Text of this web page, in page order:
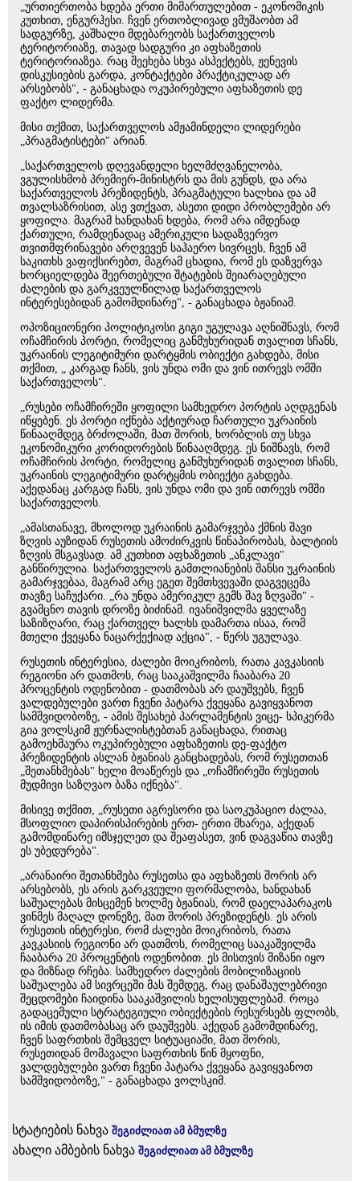
„ურთიერთობა ხდება ერთი მიმართულებით - ეკონომიკის
კუთხით, ენგურჰესი. ჩვენ ერთობლივად ვმუშაობთ ამ
სადგურზე, კაშხალი მდებარეობს საქართველოს
ტერიტორიაზე, თავად სადგური კი აფხაზეთის
ტერიტორიაზეა. რაც შეეხება სხვა ასპექტებს, ჟენევის
დისკუსიების გარდა, კონტაქტები პრაქტიკულად არ
არსებობს", - განაცხადა ოკუპირებული აფხაზეთის დე
ფაქტო ლიდერმა.
მისი თქმით, საქართველოს ამჟამინდელი ლიდერები
„პრაგმატისტები" არიან.
„საქართველოს დღევანდელი ხელმძღვანელობა,
ვგულისხმობ პრემიერ-მინისტრს და მის გუნდს, და არა
საქართველოს პრეზიდენტს, პრაგმატული ხალხია და ამ
თვალსაზრისით, ასე ვთქვათ, ასეთი დიდი პრობლემები არ
ყოფილა. მაგრამ ხანდახან ხდება, რომ არა იმდენად
ქართული, რამდენადაც ამერიკული სადაზვერვო
თვითმფრინავები არღვევენ საჰაერო სივრცეს, ჩვენ ამ
საკითხს ვაფიქსირებთ, მაგრამ ცხადია, რომ ეს დაზვერვა
ხორციელდება შეერთებული შტატების შეიარაღებული
ძალების და გარკვეულწილად საქართველოს
ინტერესებიდან გამომდინარე", - განაცხადა ბჟანიამ.
ოპოზიციონერი პოლიტიკოსი გიგი უგულავა აღნიშნავს, რომ
ოჩამჩირის პორტი, რომელიც განმუხურიდან თვალით სჩანს,
უკრაინის ლეგიტიმური დარტყმის ობიექტი გახდება, მისი
თქმით, „ კარგად ჩანს, ვის უნდა ომი და ვინ ითრევს ომში
საქართველოს".
„რუსები ოჩამჩირეში ყოფილი სამხედრო პორტის აღდგენას
იწყებენ. ეს პორტი იქნება აქტიურად ჩართული უკრაინის
წინააღმდეგ ბრძოლაში, მათ შორის, ხორბლის თუ სხვა
ეკონომიკური კორიდორების წინააღმდეგ. ეს ნიშნავს, რომ
ოჩამჩირის პორტი, რომელიც განმუხურიდან თვალით სჩანს,
უკრაინის ლეგიტიმური დარტყმის ობიექტი გახდება.
აქედანაც კარგად ჩანს, ვის უნდა ომი და ვინ ითრევს ომში
საქართველოს.
„ამასთანავე, მხოლოდ უკრაინის გამარჯვება ქმნის შავი
ზღვის აუზიდან რუსეთის ამოძირკვის წინაპირობას, ბალტიის
ზღვის მსგავსად. ამ კუთხით აფხაზეთის „ანკლავი"
განწირულია. საქართველოს გამთლიანების შანსი უკრაინის
გამარჯვებაა, მაგრამ არც ეგეთ შემთხვევაში დაგვეცემა
თავზე საჩუქარი. „რა უნდა ამერიკულ გემს შავ ზღვაში" -
გვამცნო თავის დროზე ბიძინამ. ივანიშვილმა ყველაზე
საზიზღარი, რაც ქართველ ხალხს დამართა ისაა, რომ
მთელი ქვეყანა ნაცარქექიად აქცია", - წერს უგულავა.
რუსეთის ინტერესია, ძალები მოიკრიბოს, რათა კავკასიის
რეგიონი არ დათმოს, რაც სააკაშვილმა ჩააბარა 20
პროცენტის ოდენობით - დათმობას არ დაუშვებს, ჩვენ
ვალდებულები ვართ ჩვენი პატარა ქვეყანა გავიყვანოთ
სამშვიდობოზე, - ამის შესახებ პარლამენტის ვიცე- სპიკერმა
გია ვოლსკიმ ჟურნალისტებთან განაცხადა, რითაც
გამოეხმაურა ოკუპირებული აფხაზეთის დე-ფაქტო
პრეზიდენტის ასლან ბჟანიას განცხადებას, რომ რუსეთთან
„შეთანხმებას" ხელი მოაწერეს და „ოჩამჩირეში რუსეთის
მუდმივი საზღვაო ბაზა იქნება".
მისივე თქმით, „რუსეთი აგრესორი და საოკუპაციო ძალაა,
მსოფლიო დაპირისპირების ერთ- ერთი მხარეა, აქედან
გამომდინარე იმსჯელეთ და შეაფასეთ, ვინ დაგვაწია თავზე
ეს უბედურება".
„არანაირი შეთანხმება რუსეთსა და აფხაზეთს შორის არ
არსებობს, ეს არის გარკვეული ფორმალობა, ხანდახან
საშუალებას მისცემენ ხოლმე ბჟანიას, რომ დაელაპარაკოს
ვინმეს მაღალ დონეზე, მათ შორის პრეზიდენტს. ეს არის
რუსეთის ინტერესი, რომ ძალები მოიკრიბოს, რათა
კავკასიის რეგიონი არ დათმოს, რომელიც სააკაშვილმა
ჩააბარა 20 პროცენტის ოდენობით. ეს მისთვის მიზანი იყო
და მიზნად რჩება. სამხედრო ძალების მობილიზაციის
საშუალება ამ სივრცეში მას შემდეგ, რაც დანაშაულებრივი
შეცდომები ჩაიდინა სააკაშვილის ხელისუფლებამ. როცა
გადაცემული სტრატეგიული ობიექტების რესურსებს ფლობს,
ის იმის დათმობასაც არ დაუშვებს. აქედან გამომდინარე,
ჩვენ საფრთხის შემცველ სიტუაციაში, მათ შორის,
რუსეთიდან მომავალი საფრთხის წინ მყოფნი,
ვალდებულები ვართ ჩვენი პატარა ქვეყანა გავიყვანოთ
სამშვიდობოზე," - განაცხადა ვოლსკიმ.
სტატიების ნახვა შეგიძლიათ ამ ბმულზე
ახალი ამბების ნახვა შეგიძლიათ ამ ბმულზე